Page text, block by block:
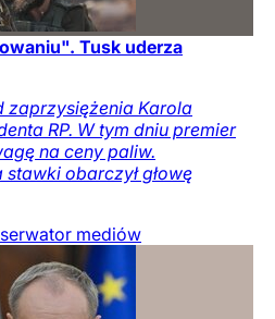
Tusk uderza
zaprzysiężenia Karola
RP. W tym dniu premier
na ceny paliw.
obarczył głowę
mediów